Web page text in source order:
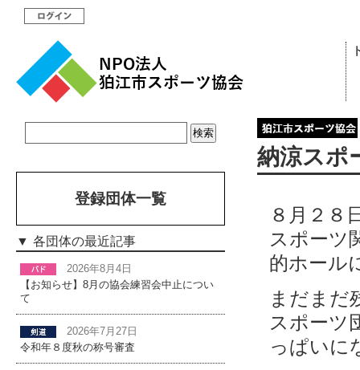
納涼スポ
８月２８
スポーツ
的ホール
まだまだ
スポーツ
っぱいに
登録団体一覧
各団体の最近記事
2026年8月4日
【お知らせ】8月の協会練習会中止につい
て
2026年7月27日
令和年８度秋の称号審査